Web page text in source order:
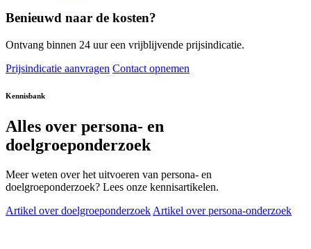
Benieuwd naar de kosten?
Ontvang binnen 24 uur een vrijblijvende prijsindicatie.
Prijsindicatie aanvragen Contact opnemen
Kennisbank
Alles over persona- en
doelgroeponderzoek
Meer weten over het uitvoeren van persona- en
doelgroeponderzoek? Lees onze kennisartikelen.
Artikel over doelgroeponderzoek Artikel over persona-onderzoek